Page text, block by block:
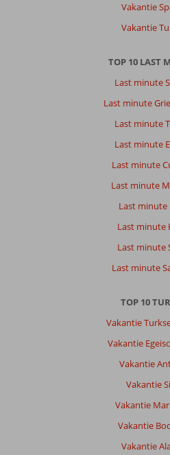
Vakantie
Vakantie
TOP 10 LAST
Last minute
Last minute
Last minute
Last minute
Last minute
Last minute
Last minute
Last minute
Last minute
Last minute
TOP 10
Vakantie
Vakantie
Vakantie
Vakantie
Vakantie
Vakantie
Vakantie